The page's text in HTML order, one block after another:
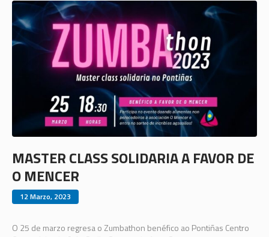
MASTER CLASS SOLIDARIA A FAVOR DE
O MENCER
12 Marzo, 2023
O 25 de marzo regresa o Zumbathon benéfico ao Pontiñas Centro